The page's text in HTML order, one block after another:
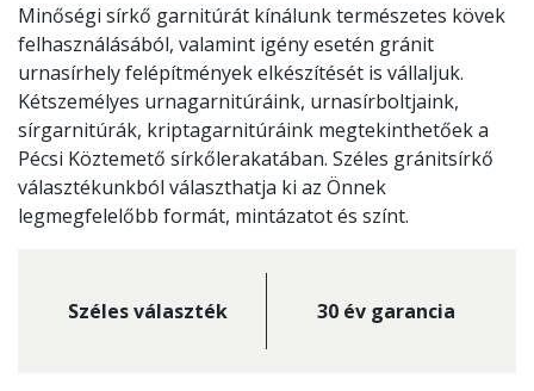
Minőségi sírkő garnitúrát kínálunk természetes kövek
felhasználásából, valamint igény esetén gránit
urnasírhely felépítmények elkészítését is vállaljuk.
Kétszemélyes urnagarnitúráink, urnasírboltjaink,
sírgarnitúrák, kriptagarnitúráink megtekinthetőek a
Pécsi Köztemető sírkőlerakatában. Széles gránitsírkő
választékunkból választhatja ki az Önnek
legmegfelelőbb formát, mintázatot és színt.
Széles választék 30 év garancia